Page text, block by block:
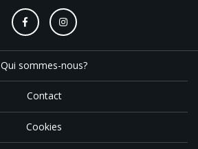
Qui sommes-nous?
Contact
Cookies